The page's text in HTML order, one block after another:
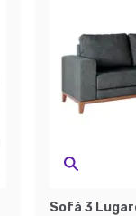
Sofá 3